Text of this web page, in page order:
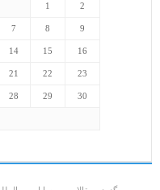
1
2
7 8 9
14 15 16
21 22 23
28 29 30